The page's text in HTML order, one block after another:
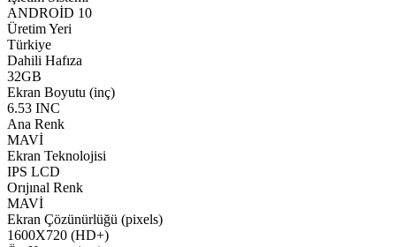
ANDROİD 10
Üretim Yeri
Türkiye
Dahili Hafıza
32GB
Ekran Boyutu (inç)
6.53 INC
Ana Renk
MAVİ
Ekran Teknolojisi
IPS LCD
Orıjınal Renk
MAVİ
Ekran Çözünürlüğü (pixels)
1600X720 (HD+)